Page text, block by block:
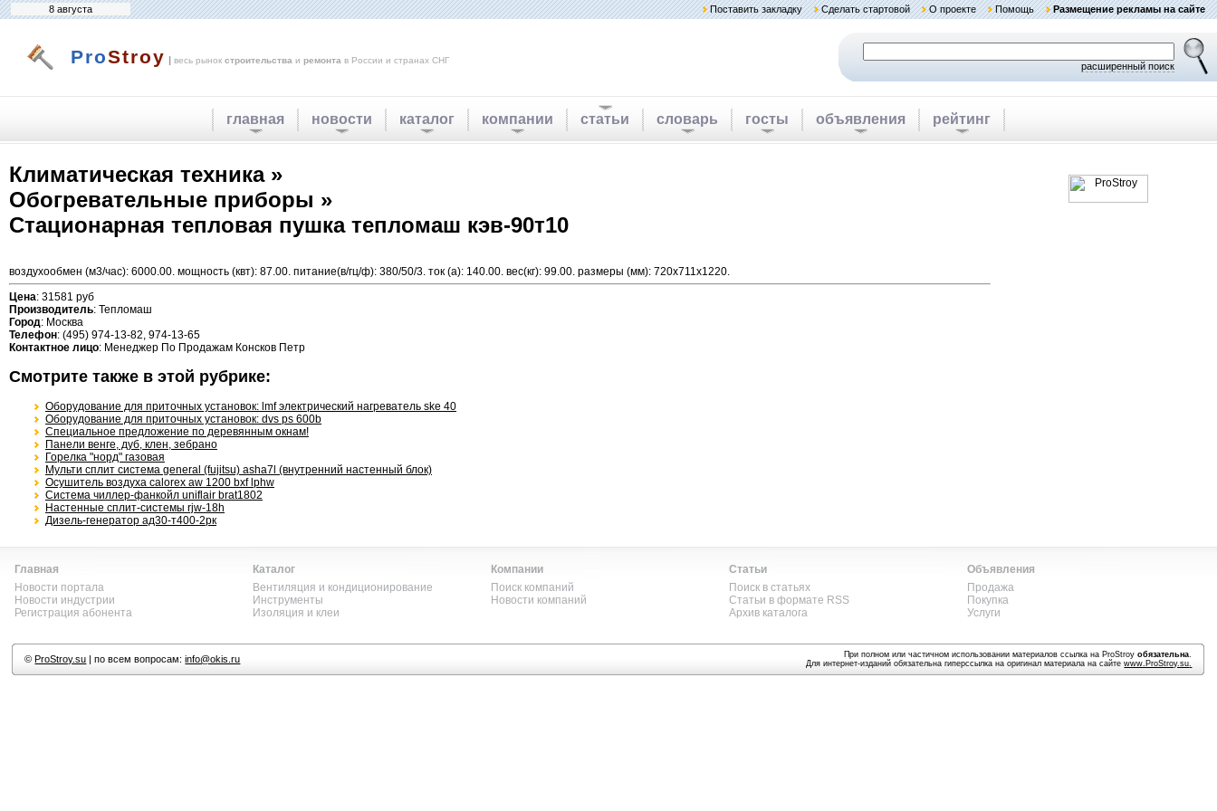
8 августа Поставить закладку Сделать стартовой О проекте Помощь Размещение рекламы на сайте
ProStroy | весь рынок строительства и ремонта в России и странах СНГ
расширенный поиск
главная новости каталог компании статьи словарь госты объявления рейтинг
Климатическая техника »
Обогревательные приборы »
Стационарная тепловая пушка тепломаш кэв-90т10
воздухообмен (м3/час): 6000.00. мощность (квт): 87.00. питание(в/гц/ф): 380/50/3. ток (а): 140.00. вес(кг): 99.00. размеры (мм): 720x711x1220.
Цена: 31581 руб
Производитель: Тепломаш
Город: Москва
Телефон: (495) 974-13-82, 974-13-65
Контактное лицо: Менеджер По Продажам Консков Петр
Смотрите также в этой рубрике:
Оборудование для приточных установок: lmf электрический нагреватель ske 40
Оборудование для приточных установок: dvs ps 600b
Специальное предложение по деревянным окнам!
Панели венге, дуб, клен, зебрано
Горелка "норд" газовая
Мульти сплит система general (fujitsu) asha7l (внутренний настенный блок)
Осушитель воздуха calorex aw 1200 bxf lphw
Система чиллер-фанкойл uniflair brat1802
Настенные сплит-системы rjw-18h
Дизель-генератор ад30-т400-2рк
Главная
Новости портала
Новости индустрии
Регистрация абонента
Каталог
Вентиляция и кондиционирование
Инструменты
Изоляция и клеи
Компании
Поиск компаний
Новости компаний
Статьи
Поиск в статьях
Статьи в формате RSS
Архив каталога
Объявления
Продажа
Покупка
Услуги
©ProStroy.su | по всем вопросам:info@okis.ru При полном или частичном использовании материалов ссылка на ProStroyобязательна.
Для интернет-изданий обязательна гиперссылка на оригинал материала на сайтеwww.ProStroy.su.